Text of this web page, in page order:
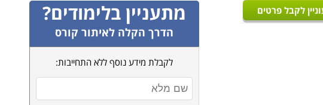
לקבל פרטים מתעניין בלימודים?
הדרך הקלה לאיתור קורס
לקבלת מידע נוסף ללא התחייבות: